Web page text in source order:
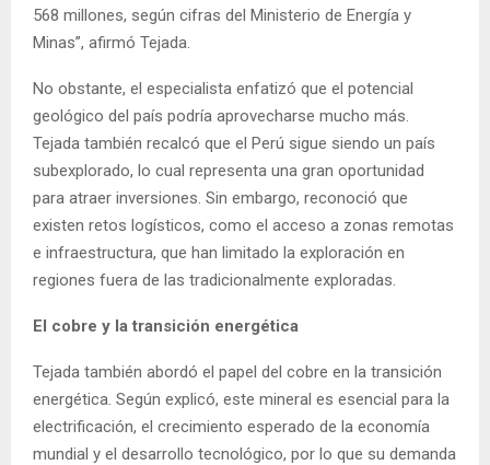
568 millones, según cifras del Ministerio de Energía y
Minas”, afirmó Tejada.
No obstante, el especialista enfatizó que el potencial
geológico del país podría aprovecharse mucho más.
Tejada también recalcó que el Perú sigue siendo un país
subexplorado, lo cual representa una gran oportunidad
para atraer inversiones. Sin embargo, reconoció que
existen retos logísticos, como el acceso a zonas remotas
e infraestructura, que han limitado la exploración en
regiones fuera de las tradicionalmente exploradas.
El cobre y la transición energética
Tejada también abordó el papel del cobre en la transición
energética. Según explicó, este mineral es esencial para la
electrificación, el crecimiento esperado de la economía
mundial y el desarrollo tecnológico, por lo que su demanda